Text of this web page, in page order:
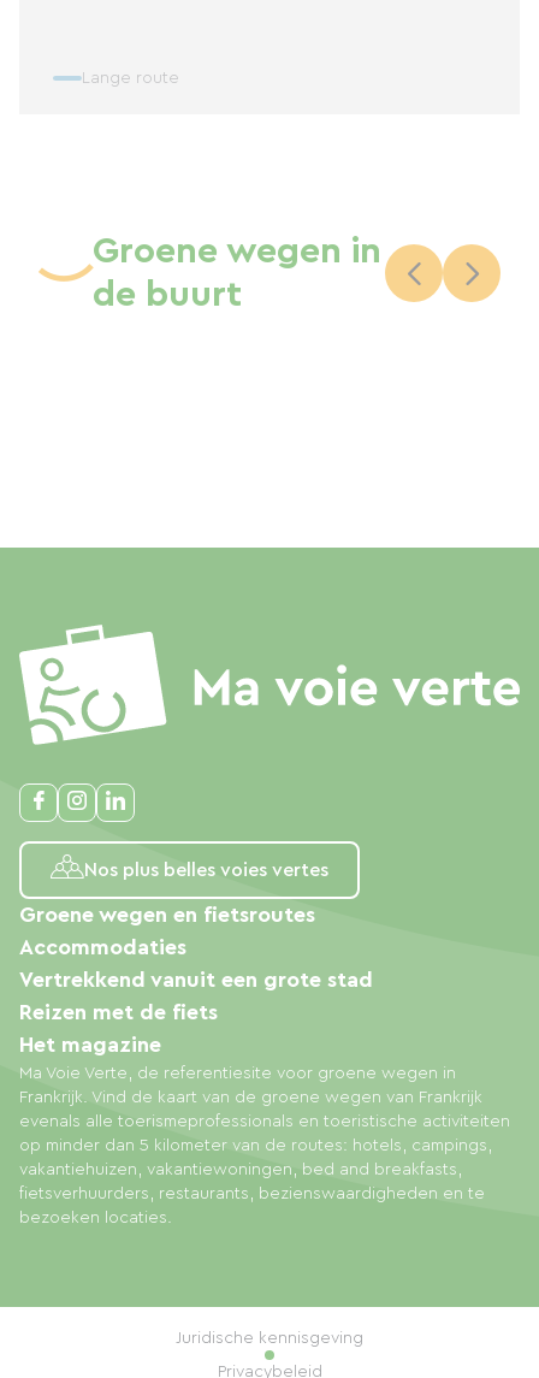
Lange route
Groene wegen in
de buurt
Nos plus belles voies vertes
Ma Voie Verte, de referentiesite voor groene wegen in
Frankrijk. Vind de kaart van de groene wegen van Frankrijk
evenals alle toerismeprofessionals en toeristische activiteiten
op minder dan 5 kilometer van de routes: hotels, campings,
vakantiehuizen, vakantiewoningen, bed and breakfasts,
fietsverhuurders, restaurants, bezienswaardigheden en te
bezoeken locaties.
Groene wegen en fietsroutes
Accommodaties
Vertrekkend vanuit een grote stad
Reizen met de fiets
Het magazine
Juridische kennisgeving
Privacybeleid